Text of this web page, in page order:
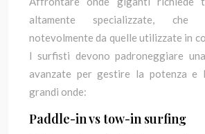
altamente specializzate, che
notevolmente da quelle utilizzate in
I surfisti devono padroneggiare
avanzate per gestire la potenza e
grandi onde:
Paddle-in vs tow-in surfing